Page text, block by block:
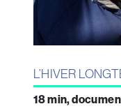
L’HIVER
18 min,